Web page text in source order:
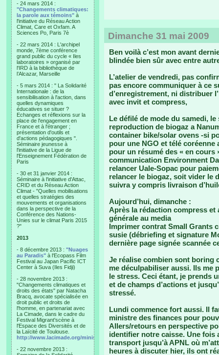
- 24 mars 2014 :
"Changements climatiques:
la parole aux témoins" à
l'initiative du Réseau Action
Climat, Care et Oxfam. A
Sciences Po, Paris 7è
- 22 mars 2014 : L'archipel
monde, 7ème conférence
grand public du cycle « Iles
laboratoires » organisé par
l'IRD à la bibliothèque de
l’Alcazar, Marseille
- 5 mars 2014 : " La Solidarité
Internationale : de la
sensibilisation à l'action, dans
quelles dynamiques
éducatives se situer ?
Echanges et réflexions sur la
place de l'engagement en
France et à l'étranger ;
présentation d'outils et
d'actions pédagogiques ".
Séminaire jeunesse à
l'initiative de la Ligue de
l'Enseignement Fédération de
Paris
- 30 et 31 janvier 2014 :
Séminaire à l'initiative d'Attac,
CRID et du Réseau Action
Climat - "Quelles mobilisations
et quelles stratégies des
mouvements et organisations
dans la perspective de la
Conférence des Nations-
Unies sur le climat Paris 2015
?"
2013
- 8 décembre 2013 : "Nuages
au Paradis" à l'Ecopass Film
Festival au Japan Pacific ICT
Center à Suva (Iles Fidji)
- 28 novembre 2013 :
"Changements climatiques et
droits des états" par Natacha
Bracq, avocate spécialisée en
droit public et droits de
l'homme, en partenariat avec
La Cimade, dans le cadre du
Festival Migrant'scène à
l'Espace des Diversités et de
la Laïcité de Toulouse.
http://www.lacimade.org/minisites/migrantscene
- 22 novembre 2013 :
Dimanche 31 mai 2009
Ben voilà c’est mon avant
blindée bien sûr avec entre
L’atelier de vendredi, pas
pas encore communiquer à ce
d’enregistrement, ni distribuer
avec invit et compress,
Le défilé de mode du samedi,
reproduction de biogaz a
container bike/solar ovens -si
pour une NGO et télé
pour un résumé des « en cours
communication Environment
relancer Uale-Sopac pour
relancer le biogaz, soit vider le
suivra y compris livraison
Aujourd’hui, dimanche :
Après la rédaction compress et
générale au media
Imprimer contrat Small Grants
susie (débriefing et signature
dernière page signée scannée
Je réalise combien sont boring
me déculpabiliser aussi. Ils me
le stress. Ceci étant, je prends
et de champs d’actions et
stressé.
Lundi commence fort aussi. Il
ministre des finances pour
Allers/retours en perspective
identifier notre caisse. Une fois
transport jusqu’à APNL où
heures à discuter hier, ils ont